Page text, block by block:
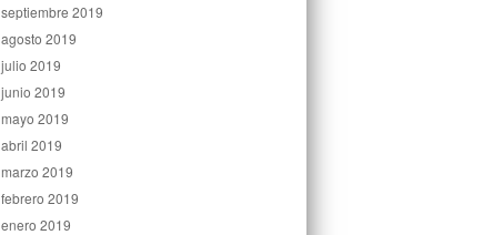
septiembre 2019
agosto 2019
julio 2019
junio 2019
mayo 2019
abril 2019
marzo 2019
febrero 2019
enero 2019